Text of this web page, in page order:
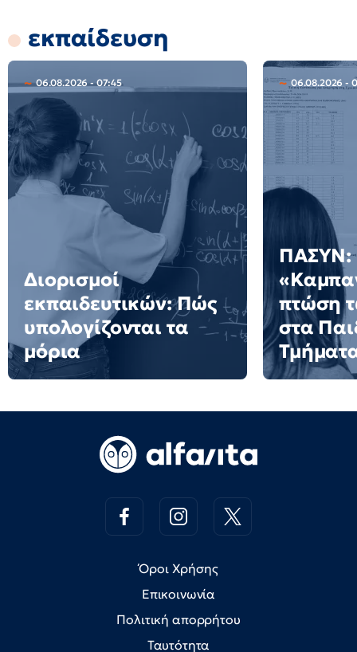
εκπαίδευση
06.08.2026 - 07:45
Διορισμοί
εκπαιδευτικών: Πώς
υπολογίζονται τα
μόρια
06.08.2026 -
ΠΑΣΥΝ:
πτώση
στα
Όροι Χρήσης
Επικοινωνία
Πολιτική απορρήτου
Ταυτότητα